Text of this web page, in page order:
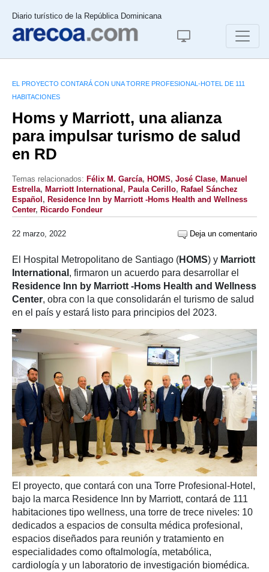
Diario turístico de la República Dominicana
EL PROYECTO CONTARÁ CON UNA TORRE PROFESIONAL-HOTEL DE 111
HABITACIONES
Homs y Marriott, una alianza
para impulsar turismo de salud
en RD
Temas relacionados: Félix M. García, HOMS, José Clase, Manuel
Estrella, Marriott International , Paula Cerillo, Rafael Sánchez
Español , Residence Inn by Marriott -Homs Health and Wellness
Center, Ricardo Fondeur
22 marzo, 2022 Deja un comentario
El Hospital Metropolitano de Santiago (HOMS) y Marriott
International , firmaron un acuerdo para desarrollar el
Residence Inn by Marriott -Homs Health and Wellness
Center, obra con la que consolidarán el turismo de salud
en el país y estará listo para principios del 2023.
El proyecto, que contará con una Torre Profesional-Hotel,
bajo la marca Residence Inn by Marriott, contará de 111
habitaciones tipo wellness, una torre de trece niveles: 10
dedicados a espacios de consulta médica profesional,
espacios diseñados para reunión y tratamiento en
especialidades como oftalmología, metabólica,
cardiología y un laboratorio de investigación biomédica.